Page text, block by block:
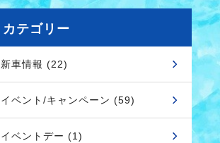
カテゴリー
新車情報 (22)
イベント/キャンペーン (59)
イベントデー (1)